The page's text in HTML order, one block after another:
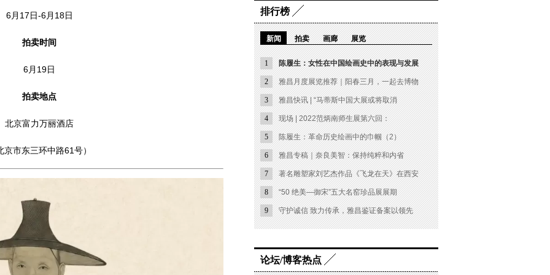
6月17日-6月18日
拍卖时间
6月19日
拍卖地点
北京富力万丽酒店
京市东三环中路61号）
排行榜
新闻 拍卖 画廊 展览
1 陈履生：女性在中国绘画史中的表现与发展
2 雅昌月度展览推荐｜阳春三月，一起去博物
3 雅昌快讯 | “马蒂斯中国大展或将取消
4 现场 | 2022范炳南师生展第六回：
5 陈履生：革命历史绘画中的巾帼（2）
6 雅昌专稿｜奈良美智：保持纯粹和内省
7 著名雕塑家刘艺杰作品《飞龙在天》在西安
8 “50 绝美—御宋”五大名窑珍品展展期
9 守护诚信 致力传承，雅昌鉴证备案以领先
论坛/博客热点